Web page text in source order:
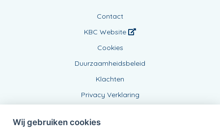
Contact
KBC Website
Cookies
Duurzaamheidsbeleid
Klachten
Privacy Verklaring
Wij gebruiken cookies